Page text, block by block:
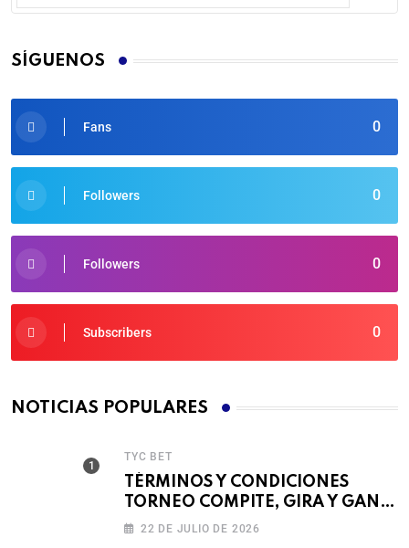
SÍGUENOS
0
Fans
0
Followers
0
Followers
0
Subscribers
NOTICIAS POPULARES
TYC BET
TÉRMINOS Y CONDICIONES
TORNEO COMPITE, GIRA Y GANA
🎰 22 DE JULIO DE 2026